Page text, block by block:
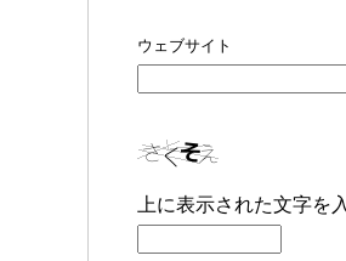
ウェブサイト
上に表示された文字を